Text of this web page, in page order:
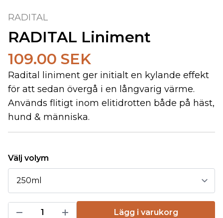
RADITAL
RADITAL Liniment
109.00 SEK
Radital liniment ger initialt en kylande effekt
för att sedan övergå i en långvarig värme.
Används flitigt inom elitidrotten både på häst,
hund & människa.
Välj volym
Lägg i varukorg